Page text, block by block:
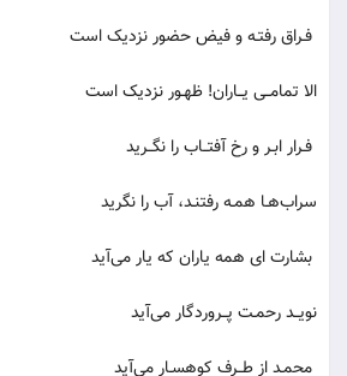
فـراق رفتـه و فیض حضور نزدیک است
الا تمامــی یــاران! ظهـور نزدیک است
فـرار ابـر و رخ آفتــاب را نگــرید
سراب‌هـا همـه رفتنـد، آب را نگرید
بشارت ای همه یاران که یار می‌آید
نویــد رحمـت پــروردگار می‌آید
محمـد از طــرف کوهسـار می‌آید